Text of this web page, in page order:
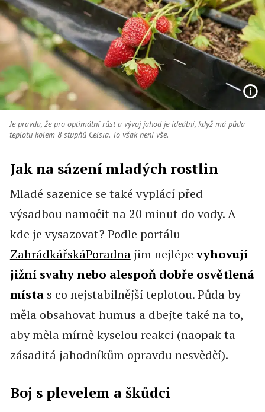
Je pravda, že pro optimální růst a vývoj jahod je ideální, když má půda
teplotu kolem 8 stupňů Celsia. To však není vše.
Jak na sázení mladých rostlin
Mladé sazenice se také vyplácí před
výsadbou namočit na 20 minut do vody. A
kde je vysazovat? Podle portálu
ZahrádkářskáPoradnajim nejlépevyhovují
jižní svahy nebo alespoň dobře osvětlená
místa s co nejstabilnější teplotou. Půda by
měla obsahovat humus a dbejte také na to,
aby měla mírně kyselou reakci (naopak ta
zásaditá jahodníkům opravdu nesvědčí).
Boj s plevelem a škůdci